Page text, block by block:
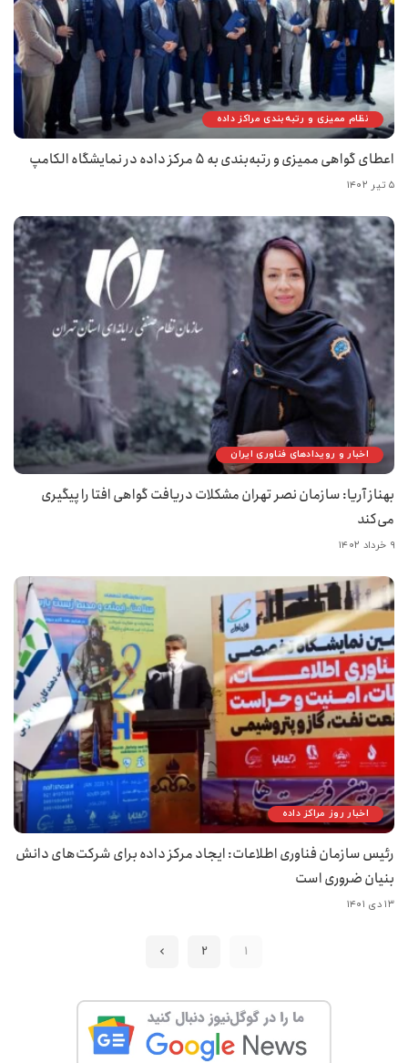
نظام ممیزی و رتبه‌بندی مراکز داده
اعطای گواهی ممیزی و رتبه‌بندی به ۵ مرکز داده در نمایشگاه الکامپ
۵ تیر ۱۴۰۲
اخبار و رویدادهای فناوری ایران
بهناز آریا: سازمان نصر تهران مشکلات دریافت گواهی افتا را پیگیری
می‌کند
۹ خرداد ۱۴۰۲
اخبار روز مراکز داده
رئیس سازمان فناوری اطلاعات: ایجاد مرکز داده برای شرکت‌های دانش
بنیان ضروری است
۱۳ دی ۱۴۰۱
1
2